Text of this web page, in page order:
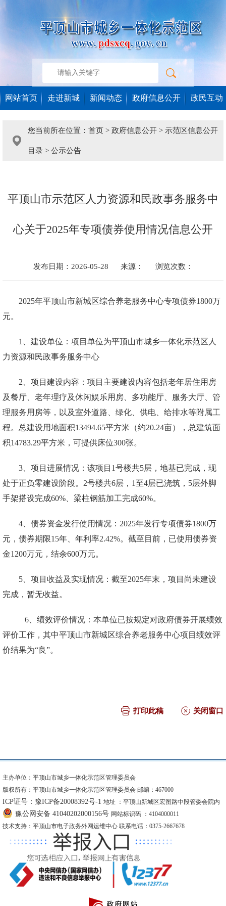
网站首页 走进新城 新闻动态 政府信息公开 政民互动
您当前所在位置： 首页 > 政府信息公开 > 示范区信息公开
目录 > 公示公告
平顶山市示范区人力资源和民政事务服务中
心关于2025年专项债券使用情况信息公开
发布日期：2026-05-28 来源： 浏览次数：
2025年平顶山市新城区综合养老服务中心专项债券1800万
元。
1、建设单位：项目单位为平顶山市城乡一体化示范区人
力资源和民政事务服务中心
2、项目建设内容：项目 主要建设内容包括老年居住用房
及餐厅、老年理疗及休闲娱乐用房、多功能厅、服务大厅、管
理服务用房等，以及室外道路、绿化、供电、给排水等附属工
程。总建设用地面积13494.65平方米（约20.24亩），总建筑面
积14783.29平方米，可提供床位300张。
3、项目进展情况 ：该项目1号楼共5层，地基已完成，现
处于正负零建设阶段。2号楼共6层，1至4层已浇筑，5层外脚
手架搭设完成60%、梁柱钢筋加工完成60%。
4、债券资金发行使用情况：2025年发行专项债券1800万
元，债券期限15年、年利率2.42%。截至目前，已使用债券资
金1200万元，结余600万元。
5、项目收益及实现情况：截至2025年末，项目尚未建设
完成，暂无收益。
6、绩效评价情况：本单位已按规定对政府债券开展绩效
评价工作，其中平顶山市新城区综合养老服务中心项目绩效评
价结果为“良”。
打印此稿 关闭窗口
主办单位：平顶山市城乡一体化示范区管理委员会
版权所有：平顶山市城乡一体化示范区管理委员会 邮编：467000
ICP证号：豫ICP备20008392号-1 地址 ：平顶山新城区宏图路中段管委会院内
豫公网安备 41040202000156号 网站标识码 ：4104000011
技术支持：平顶山市电子政务外网运维中心 联系电话：0375-2667678